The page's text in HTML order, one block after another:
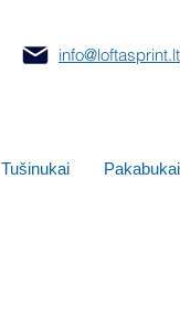
info@loftasprint.lt
Tušinukai Pakabukai